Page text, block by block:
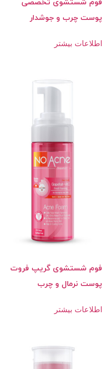
فوم شستشوی تخصصی
پوست‌ چرب و جوشدار
اطلاعات بیشتر
فوم شستشوی گریپ فروت
پوست‌ نرمال و چرب
اطلاعات بیشتر